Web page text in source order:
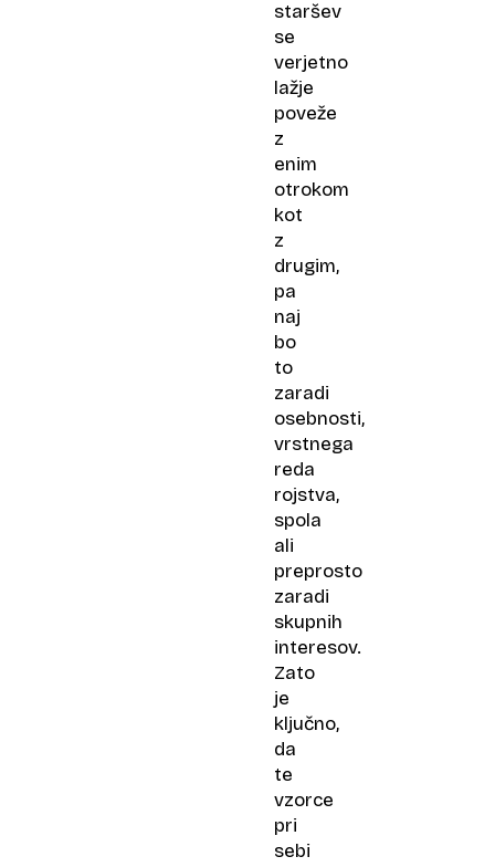
staršev
se
verjetno
lažje
poveže
z
enim
otrokom
kot
z
drugim,
pa
naj
bo
to
zaradi
osebnosti,
vrstnega
reda
rojstva,
spola
ali
preprosto
zaradi
skupnih
interesov.
Zato
je
ključno,
da
te
vzorce
pri
sebi